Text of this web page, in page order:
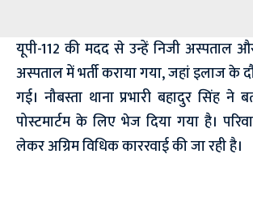
यूपी-112 की मदद से उन्हें निजी अस्पताल
अस्पताल में भर्ती कराया गया, जहां इलाज के
गई। नौबस्ता थाना प्रभारी बहादुर सिंह ने
पोस्टमार्टम के लिए भेज दिया गया है।
लेकर अग्रिम विधिक काररवाई की जा रही है।